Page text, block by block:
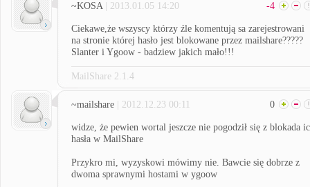
~KOSA | 2013.01.05 14:20 -4
Ciekawe,że wszyscy którzy źle komentują sa zarejestrowani
na stronie której hasło jest blokowane przez mailshare?????
Slanter i Ygoow - badziew jakich mało!!!
MailShare 2.1.4
~mailshare | 2012.12.23 00:11 0
widze, że pewien wortal jeszcze nie pogodził się z blokada
hasła w MailShare
Przykro mi, wyzyskowi mówimy nie. Bawcie się dobrze z
dwoma sprawnymi hostami w ygoow